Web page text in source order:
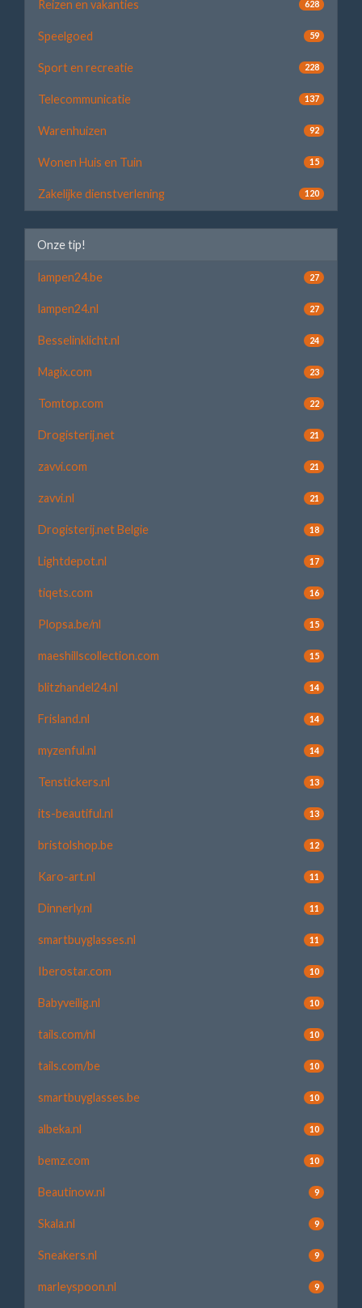
Reizen en vakanties 628
Speelgoed 59
Sport en recreatie 228
Telecommunicatie 137
Warenhuizen 92
Wonen Huis en Tuin 15
Zakelijke dienstverlening 120
Onze tip!
lampen24.be 27
lampen24.nl 27
Besselinklicht.nl 24
Magix.com 23
Tomtop.com 22
Drogisterij.net 21
zavvi.com 21
zavvi.nl 21
Drogisterij.net Belgie 18
Lightdepot.nl 17
tiqets.com 16
Plopsa.be/nl 15
maeshillscollection.com 15
blitzhandel24.nl 14
Frisland.nl 14
myzenful.nl 14
Tenstickers.nl 13
its-beautiful.nl 13
bristolshop.be 12
Karo-art.nl 11
Dinnerly.nl 11
smartbuyglasses.nl 11
Iberostar.com 10
Babyveilig.nl 10
tails.com/nl 10
tails.com/be 10
smartbuyglasses.be 10
albeka.nl 10
bemz.com 10
Beautinow.nl 9
Skala.nl 9
Sneakers.nl 9
marleyspoon.nl 9